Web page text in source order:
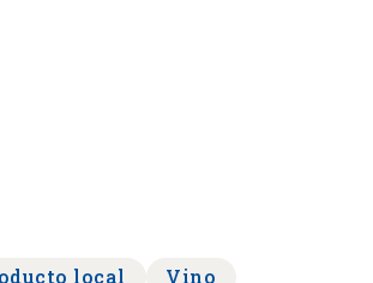
local Vino